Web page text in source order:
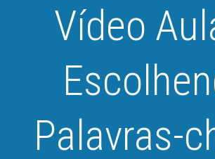
Vídeo
Palavras-